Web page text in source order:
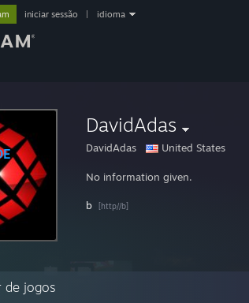
iniciar sessão idioma
DavidAdas
DavidAdas United States
No information given.
b [http//b]
de jogos